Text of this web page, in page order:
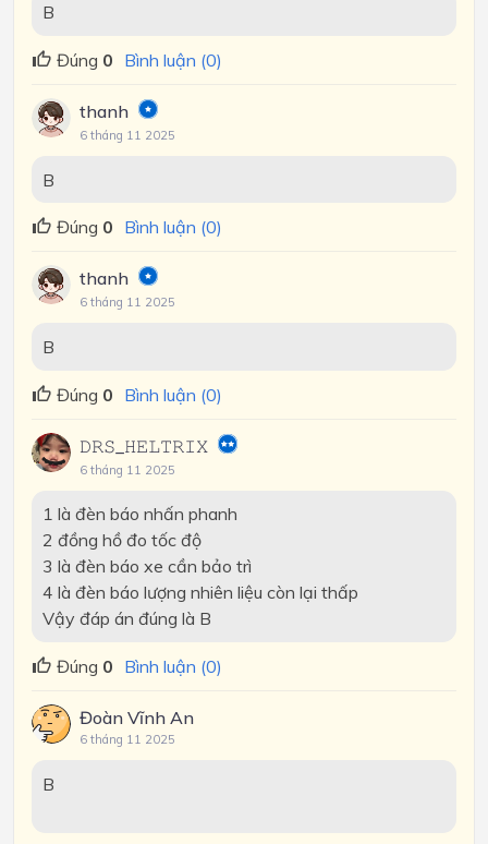
B
Đúng 0 Bình luận (0)
thanh
6 tháng 11 2025
B
Đúng 0 Bình luận (0)
thanh
6 tháng 11 2025
B
Đúng 0 Bình luận (0)
𝙳𝚁𝚂_𝙷𝙴𝙻𝚃𝚁𝙸𝚇
6 tháng 11 2025
1 là đèn báo nhấn phanh
2 đồng hồ đo tốc độ
3 là đèn báo xe cần bảo trì
4 là đèn báo lượng nhiên liệu còn lại thấp
Vậy đáp án đúng là B
Đúng 0 Bình luận (0)
Đoàn Vĩnh An
6 tháng 11 2025
B